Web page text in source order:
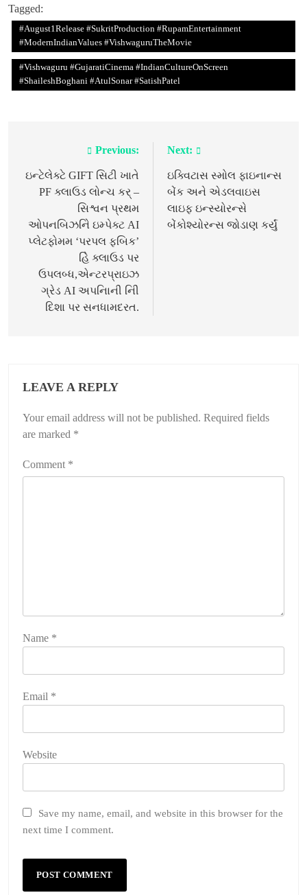
Tagged:
#August1Release #SukritProduction #RupamEntertainment
#ModernIndianValues #VishwaguruTheMovie
#Vishwaguru #GujaratiCinema #IndianCultureOnScreen
#ShaileshBoghani #AtulSonar #SatishPatel
navigation
Previous:
ઇન્ટેલેક્ટે GIFT સિટી ખાતે
PF ક્લાઉડ લોન્ચ કર્ –
સિશ્વન પ્રથમ
ઓપનબિઝનેિ ઇમ્પેક્ટ AI
પ્લેટફોમમ ‘પરપલ ફબિક’
હિે ક્લાઉડ પર
ઉપલબ્ધ,એન્ટરપ્રાઇઝ
ગ્રેડ AI અપનિાની નિી
દિશા પર સનધામદરત.
Next:
ઇક્વિટાસ સ્મોલ ફાઇનાન્સ
બેંક અને એડલવાઇસ
લાઇફ ઇન્સ્યોરન્સે
બેંકોશ્યોરન્સ જોડાણ કર્યું
LEAVE A REPLY
Your email address will not be published. Required fields
are marked *
Comment *
Name *
Email *
Website
Save my name, email, and website in this browser for the
next time I comment.